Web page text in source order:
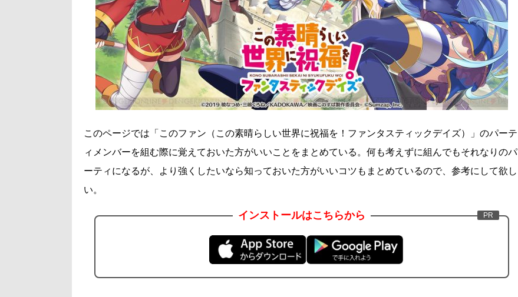
このページでは「このファン（この素晴らしい世界に祝福を！ファンタスティックデイズ）」のパーテ
ィメンバーを組む際に覚えておいた方がいいことをまとめている。何も考えずに組んでもそれなりのパ
ーティになるが、より強くしたいなら知っておいた方がいいコツもまとめているので、参考にして欲し
い。
インストールはこちらから